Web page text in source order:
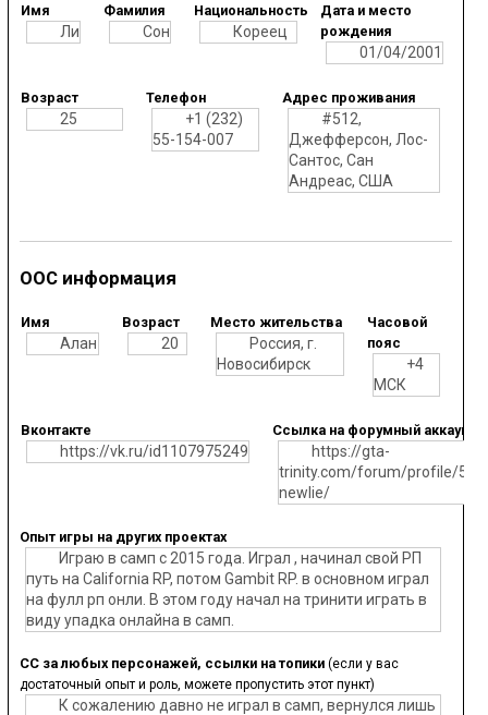
Имя
Ли
Фамилия
Сон
Национальность
Кореец
Дата и место
рождения
01/04/2001
Возраст
25
Телефон
+1 (232)
55-154-007
Адрес проживания
#512,
Джефферсон, Лос-
Сантос, Сан
Андреас, США
ООС информация
Имя
Алан
Возраст
20
Место жительства
Россия, г.
Новосибирск
Часовой
пояс
+4
МСК
Вконтакте
https://vk.ru/id1107975249
Ссылка на форумный аккаунт
https://gta-
trinity.com/forum/profile/
newlie/
Опыт игры на других проектах
Играю в самп с 2015 года. Играл , начинал свой РП
путь на California RP, потом Gambit RP. в основном играл
на фулл рп онли. В этом году начал на тринити играть в
виду упадка онлайна в самп.
СС за любых персонажей, ссылки на топики (если у вас
достаточный опыт и роль, можете пропустить этот пункт)
К сожалению давно не играл в самп, вернулся лишь